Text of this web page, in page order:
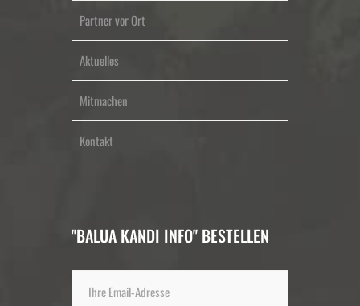
Partner vor Ort
Aktuelles
Mitmachen
Kontakt
''BALUA KANDI INFO'' BESTELLEN